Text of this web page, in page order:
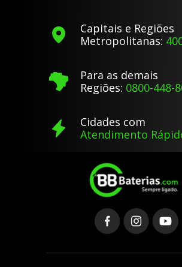
Capitais e Regiões
Metropolitanas:
Para as demais
Regiões: 0800-448-
Cidades com
Atendimento